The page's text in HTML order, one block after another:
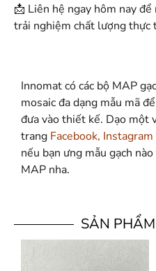
📩 Liên hệ ngay hôm nay
trải nghiệm chất lượng thực
Innomat có các bộ MAP
mosaic đa dạng mẫu mã
đưa vào thiết kế. Dạo một
trang Facebook, Instagram
nếu bạn ưng mẫu gạch
MAP nha.
SẢN